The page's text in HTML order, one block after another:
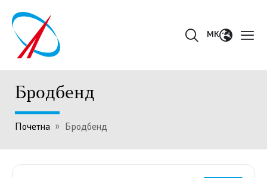
MK
Бродбенд
Почетна » Бродбенд